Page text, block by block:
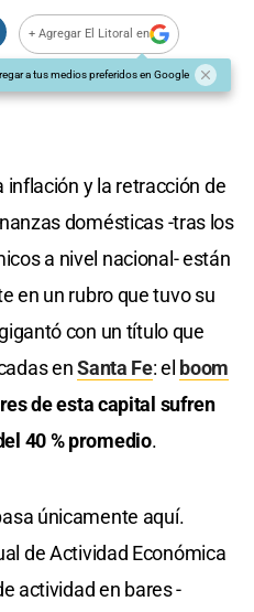
+ Agregar El Litoral en
a tus medios preferidos en Google
inflación y la retracción de
domésticas -tras los
a nivel nacional- están
en un rubro que tuvo su
con un título que
enSanta Fe: el boom
de esta capital sufren
40 % promedio.
únicamente aquí.
de Actividad Económica
actividad en bares -